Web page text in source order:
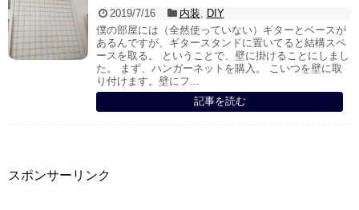
2019/7/16 内装, DIY
僕の部屋には（全然使っていない）ギターとベースが
あるんですが、ギタースタンドに置いてると結構スペ
ースを取る。 ということで、壁に掛けることにしまし
た。 まず、ハンガーネットを購入。 こいつを壁に取
り付けます。壁にフ...
記事を読む
スポンサーリンク